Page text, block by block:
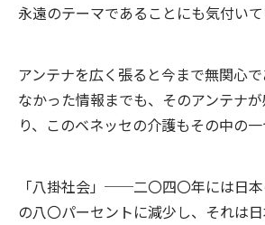
永遠のテーマであることにも気付いて
アンテナを広く張ると今まで無関心
なかった情報までも、そのアンテナ
り、このベネッセの介護もその中の一
「八掛社会」──二〇四〇年には日
の八〇パーセントに減少し、それは